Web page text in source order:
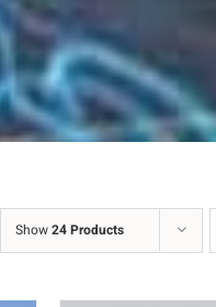
Show24 Products